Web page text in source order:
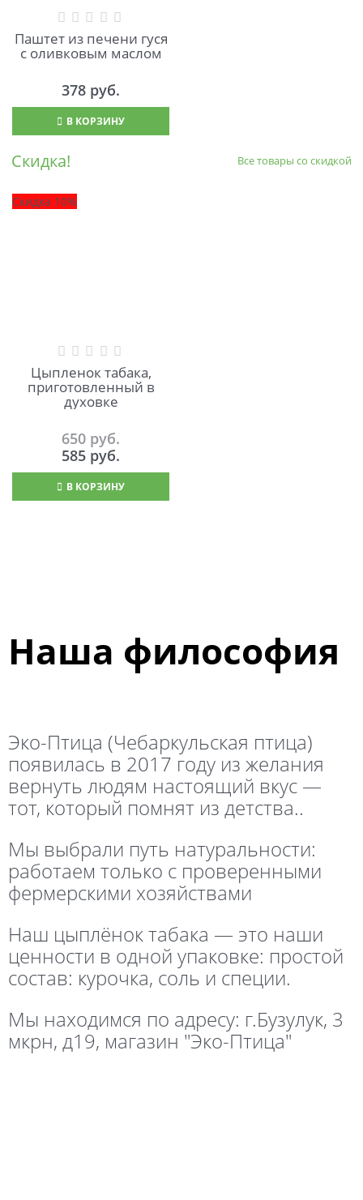
Паштет из печени гуся
с оливковым маслом
378 руб.
В КОРЗИНУ
Скидка! Все товары со скидкой
Скидка 10%
Цыпленок табака,
приготовленный в
духовке
650 руб.
585 руб.
В КОРЗИНУ
Наша философия
Эко-Птица (Чебаркульская птица)
появилась в 2017 году из желания
вернуть людям настоящий вкус —
тот, который помнят из детства..
Мы выбрали путь натуральности:
работаем только с проверенными
фермерскими хозяйствами
Наш цыплёнок табака — это наши
ценности в одной упаковке: простой
состав: курочка, соль и специи.
Мы находимся по адресу: г.Бузулук, 3
мкрн, д19, магазин "Эко-Птица"